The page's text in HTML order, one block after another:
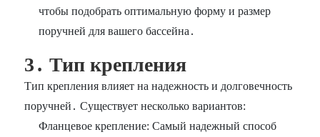
чтобы подобрать оптимальную форму и размер
поручней для вашего бассейна․
3․ Тип крепления
Тип крепления влияет на надежность и долговечность
поручней․ Существует несколько вариантов:
Фланцевое крепление: Самый надежный способ